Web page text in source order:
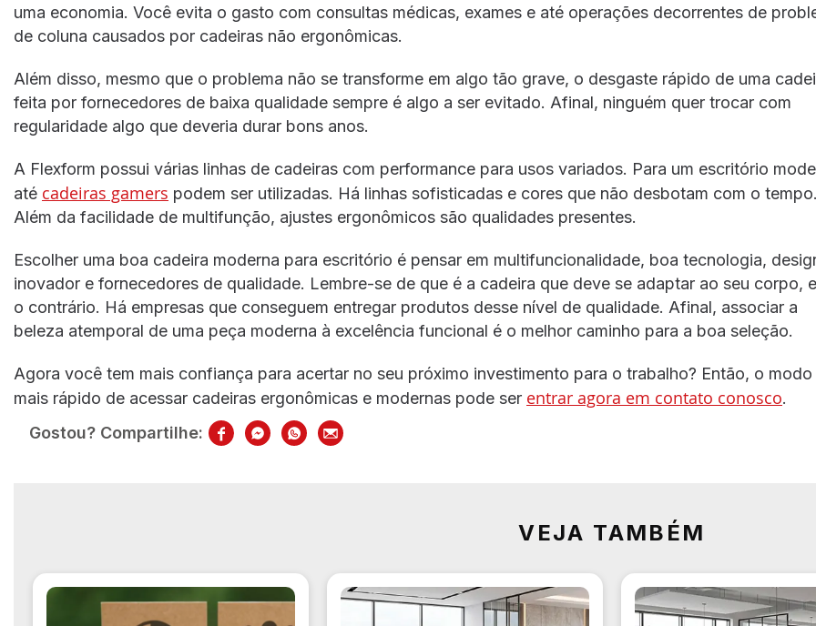
uma economia. Você evita o gasto com consultas médicas, exames e até operações decorrentes de
de coluna causados por cadeiras não ergonômicas.
Além disso, mesmo que o problema não se transforme em algo tão grave, o desgaste rápido de uma
feita por fornecedores de baixa qualidade sempre é algo a ser evitado. Afinal, ninguém quer trocar com
regularidade algo que deveria durar bons anos.
A Flexform possui várias linhas de cadeiras com performance para usos variados. Para um escritório
até cadeiras gamers podem ser utilizadas. Há linhas sofisticadas e cores que não desbotam com o tempo.
Além da facilidade de multifunção, ajustes ergonômicos são qualidades presentes.
Escolher uma boa cadeira moderna para escritório é pensar em multifuncionalidade, boa tecnologia,
inovador e fornecedores de qualidade. Lembre-se de que é a cadeira que deve se adaptar ao seu corpo,
o contrário. Há empresas que conseguem entregar produtos desse nível de qualidade. Afinal, associar a
beleza atemporal de uma peça moderna à excelência funcional é o melhor caminho para a boa seleção.
Agora você tem mais confiança para acertar no seu próximo investimento para o trabalho? Então, o modo
mais rápido de acessar cadeiras ergonômicas e modernas pode ser entrar agora em contato conosco.
Gostou? Compartilhe:
VEJA TAMBÉM